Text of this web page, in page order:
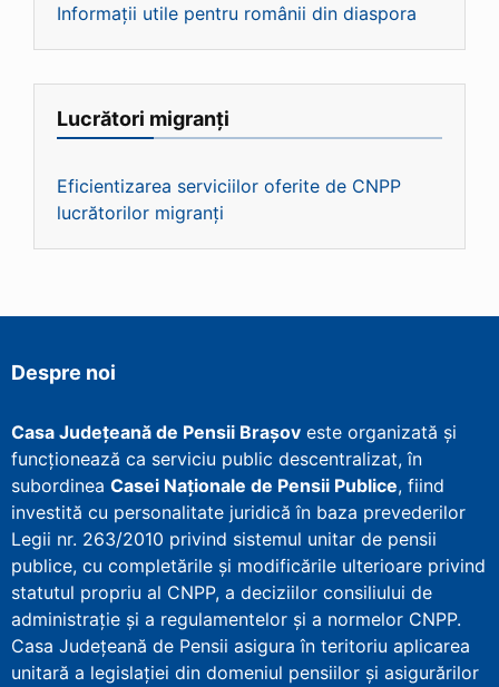
Informații utile pentru românii din diaspora
Lucrători migranți
Eficientizarea serviciilor oferite de CNPP
lucrătorilor migranți
Despre noi
Casa Județeană de Pensii Brașov este organizată și
funcționează ca serviciu public descentralizat, în
subordinea Casei Naționale de Pensii Publice, fiind
investită cu personalitate juridică în baza prevederilor
Legii nr. 263/2010 privind sistemul unitar de pensii
publice, cu completările și modificările ulterioare privind
statutul propriu al CNPP, a deciziilor consiliului de
administrație și a regulamentelor și a normelor CNPP.
Casa Județeană de Pensii asigura în teritoriu aplicarea
unitară a legislației din domeniul pensiilor și asigurărilor